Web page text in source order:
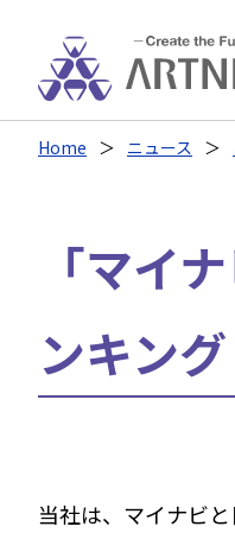
Home ニュース
「マイ
ンキン
当社は、マイナビ